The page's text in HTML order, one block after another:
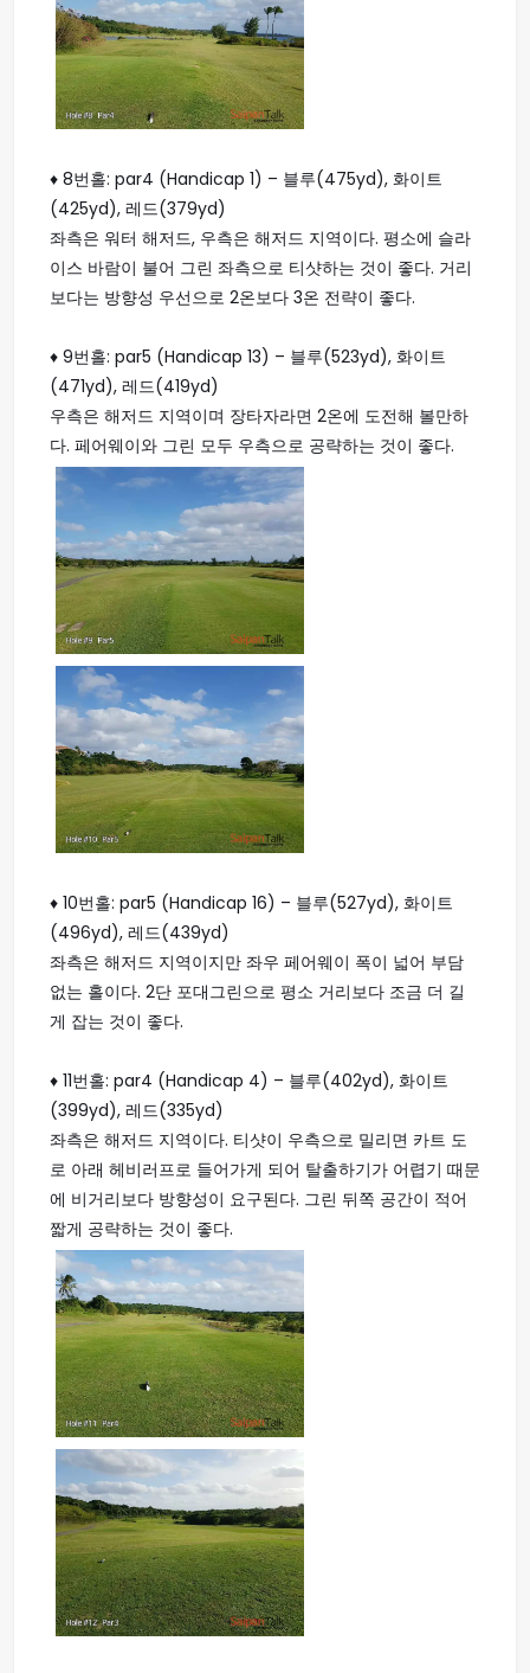
♦ 8번홀: par4 (Handicap 1) – 블루(475yd), 화이트
(425yd), 레드(379yd)
좌측은 워터 해저드, 우측은 해저드 지역이다. 평소에 슬라
이스 바람이 불어 그린 좌측으로 티샷하는 것이 좋다. 거리
보다는 방향성 우선으로 2온보다 3온 전략이 좋다.
♦ 9번홀: par5 (Handicap 13) – 블루(523yd), 화이트
(471yd), 레드(419yd)
우측은 해저드 지역이며 장타자라면 2온에 도전해 볼만하
다. 페어웨이와 그린 모두 우측으로 공략하는 것이 좋다.
♦ 10번홀: par5 (Handicap 16) – 블루(527yd), 화이트
(496yd), 레드(439yd)
좌측은 해저드 지역이지만 좌우 페어웨이 폭이 넓어 부담
없는 홀이다. 2단 포대그린으로 평소 거리보다 조금 더 길
게 잡는 것이 좋다.
♦ 11번홀: par4 (Handicap 4) – 블루(402yd), 화이트
(399yd), 레드(335yd)
좌측은 해저드 지역이다. 티샷이 우측으로 밀리면 카트 도
로 아래 헤비러프로 들어가게 되어 탈출하기가 어렵기 때문
에 비거리보다 방향성이 요구된다. 그린 뒤쪽 공간이 적어
짧게 공략하는 것이 좋다.